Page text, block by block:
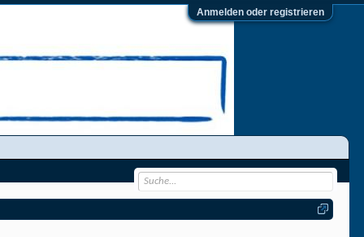
Anmelden oder registrieren